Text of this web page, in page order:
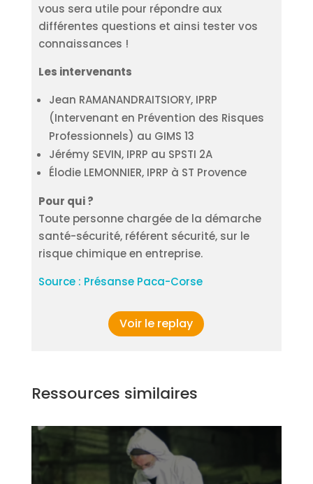
vous sera utile pour répondre aux
différentes questions et ainsi tester vos
connaissances !
Les intervenants
Jean RAMANANDRAITSIORY, IPRP
(Intervenant en Prévention des Risques
Professionnels) au GIMS 13
Jérémy SEVIN, IPRP au SPSTI 2A
Élodie LEMONNIER, IPRP à ST Provence
Pour qui ?
Toute personne chargée de la démarche
santé-sécurité, référent sécurité, sur le
risque chimique en entreprise.
Source : Présanse Paca-Corse
Voir le replay
Ressources similaires